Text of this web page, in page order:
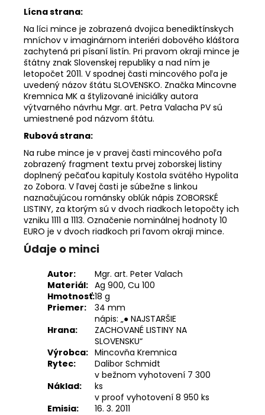
Lícna strana:
Na líci mince je zobrazená dvojica benediktínskych
mníchov v imaginárnom interiéri dobového kláštora
zachytená pri písaní listín. Pri pravom okraji mince je
štátny znak Slovenskej republiky a nad ním je
letopočet 2011. V spodnej časti mincového poľa je
uvedený názov štátu SLOVENSKO. Značka Mincovne
Kremnica MK a štylizované iniciálky autora
výtvarného návrhu Mgr. art. Petra Valacha PV sú
umiestnené pod názvom štátu.
Rubová strana:
Na rube mince je v pravej časti mincového poľa
zobrazený fragment textu prvej zoborskej listiny
doplnený pečaťou kapituly Kostola svätého Hypolita
zo Zobora. V ľavej časti je súbežne s linkou
naznačujúcou románsky oblúk nápis ZOBORSKÉ
LISTINY, za ktorým sú v dvoch riadkoch letopočty ich
vzniku 1111 a 1113. Označenie nominálnej hodnoty 10
EURO je v dvoch riadkoch pri ľavom okraji mince.
Údaje o minci
Autor:
Mgr. art. Peter Valach
Materiál: Ag 900, Cu 100
Hmotnosť:18 g
Priemer:
34 mm
Hrana:
nápis: „● NAJSTARŠIE
ZACHOVANÉ LISTINY NA
SLOVENSKU“
Výrobca: Mincovňa Kremnica
Rytec:
Dalibor Schmidt
Náklad:
v bežnom vyhotovení 7 300
ks
v proof vyhotovení 8 950 ks
Emisia:
16. 3. 2011